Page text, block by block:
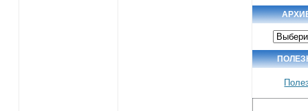
Архив
новостей